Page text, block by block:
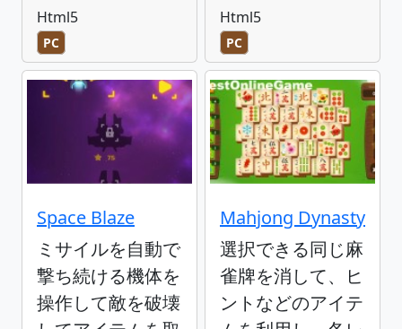
Html5
PC
Html5
PC
Space Blaze
ミサイルを自動で
撃ち続ける機体を
操作して敵を破壊
Mahjong Dynasty
選択できる同じ麻
雀牌を消して、ヒ
ントなどのアイテ